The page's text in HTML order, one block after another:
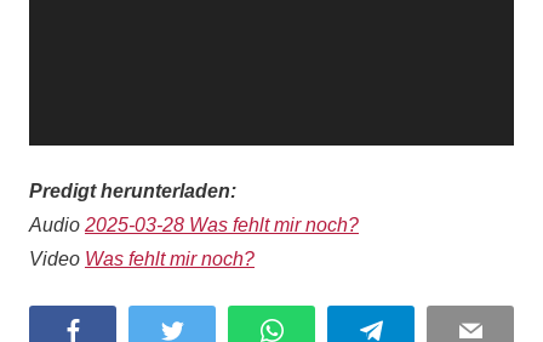
Predigt herunterladen:
Audio 2025-03-28 Was fehlt mir noch?
Video Was fehlt mir noch?
Facebook Twitter WhatsApp Telegram Email